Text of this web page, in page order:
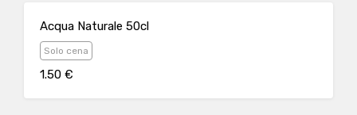
Acqua Naturale 50cl
Solo cena
1.50 €